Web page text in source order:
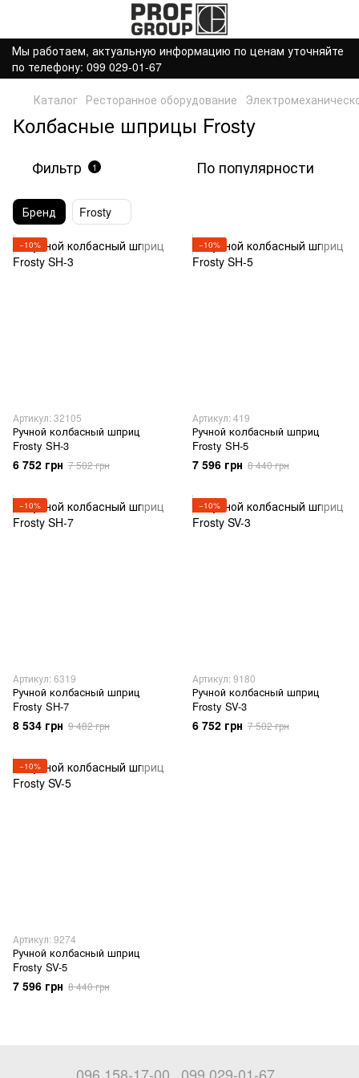
Мы работаем, актуальную информацию по ценам уточняйте
по телефону: 099 029-01-67
Каталог Ресторанное оборудование
Колбасные шприцы Frosty
Фильтр 1 По популярности
Бренд Frosty
−10%
Артикул: 32105
Ручной колбасный шприц
Frosty SH-3
6 752 грн 7 502 грн
−10%
Артикул: 419
Ручной колбасный шприц
Frosty SH-5
7 596 грн 8 440 грн
−10%
Артикул: 6319
Ручной колбасный шприц
Frosty SH-7
8 534 грн 9 482 грн
−10%
Артикул: 9180
Ручной колбасный шприц
Frosty SV-3
6 752 грн 7 502 грн
−10%
Артикул: 9274
Ручной колбасный шприц
Frosty SV-5
7 596 грн 8 440 грн